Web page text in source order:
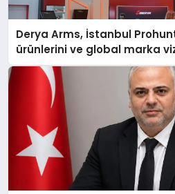
Derya Arms, İstanbul
ürünlerini ve global marka